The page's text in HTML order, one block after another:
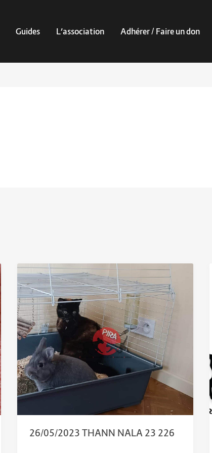
Guides L’association Adhérer / Faire un don
26/05/2023 THANN NALA 23 226